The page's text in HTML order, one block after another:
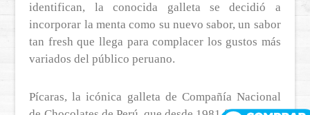
identifican, la conocida galleta se decidió a
incorporar la menta como su nuevo sabor, un sabor
tan fresh que llega para complacer los gustos más
variados del público peruano.
Pícaras, la icónica galleta de Compañía Nacional